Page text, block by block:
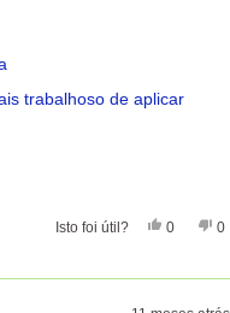
trabalhoso de aplicar
Isto foi útil? Sim,
0 0